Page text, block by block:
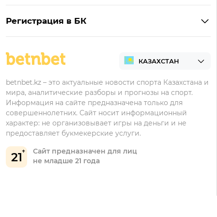
Обзор Олимпбет
Тенниси на Андроид
Бонусы за депозит
Кешбэк
Бонусы Ubet
Бонусы Фонбет
Бонусы Винлайн
Бонусы Тенниси
Регистрация в БК
Регистрация в Ubet
Регистрация в Олимпбет
21
Сайт предназначен для лиц
не младше 21 года
betnbet.kz – это актуальные новости спорта Казахстана и
мира, аналитические разборы и прогнозы на спорт.
Информация на сайте предназначена только для
совершеннолетних. Сайт носит информационный
характер: не организовывает игры на деньги и не
предоставляет букмекерские услуги.